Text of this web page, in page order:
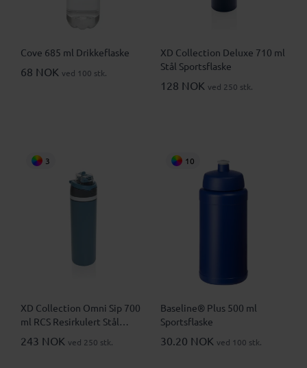
Cove 685 ml Drikkeflaske
68 NOK ved 100 stk.
XD Collection Deluxe 710 ml
Stål Sportsflaske
128 NOK ved 250 stk.
3
XD Collection Omni Sip 700
ml RCS Resirkulert Stål
Låsbar Lekksikker
Drikkeflaske
243 NOK ved 250 stk.
10
Baseline® Plus 500 ml
Sportsflaske
30.20 NOK ved 100 stk.